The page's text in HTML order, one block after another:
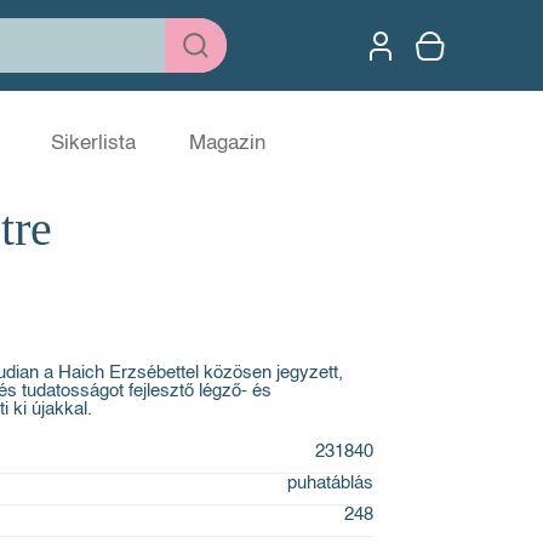
Sikerlista Magazin
a Haich Erzsébettel közösen jegyzett,
tudatosságot fejlesztő légző- és
ki újakkal.
231840
puhatáblás
248